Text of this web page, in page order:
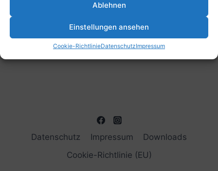
Ablehnen
Einstellungen ansehen
Cookie-RichtlinieDatenschutzImpressum
Datenschutz Impressum
Downloads
Cookie-Richtlinie (EU)